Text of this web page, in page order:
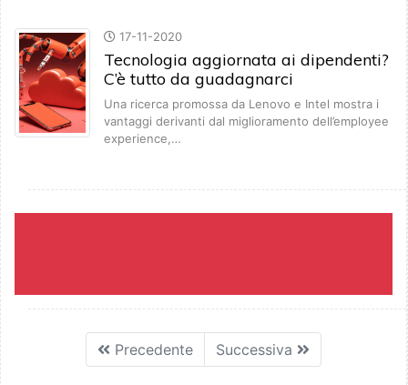
17-11-2020
Tecnologia aggiornata ai dipendenti?
C’è tutto da guadagnarci
Una ricerca promossa da Lenovo e Intel mostra i
vantaggi derivanti dal miglioramento dell’employee
experience,…
Precedente Successiva